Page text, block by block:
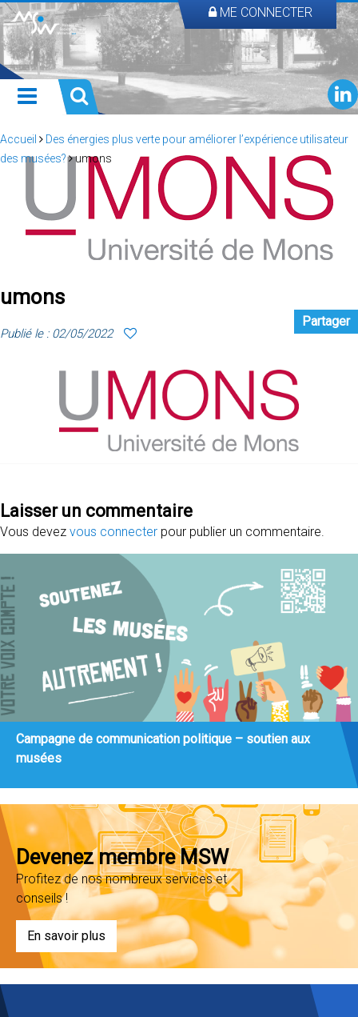
ME CONNECTER
Accueil
Des énergies plus verte pour améliorer l’expérience utilisateur
des musées?
umons
umons
Publié le : 02/05/2022
Partager
Laisser un commentaire
Vous devez vous connecter pour publier un commentaire.
Campagne de communication politique – soutien aux
musées
Devenez membre MSW
Profitez de nos nombreux services et
conseils !
En savoir plus